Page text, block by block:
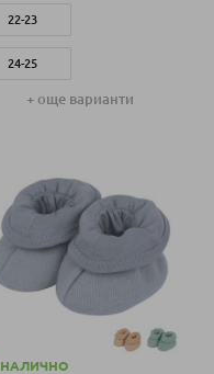
22-23
24-25
26-27
20-21
+ още варианти
НАЛИЧНО